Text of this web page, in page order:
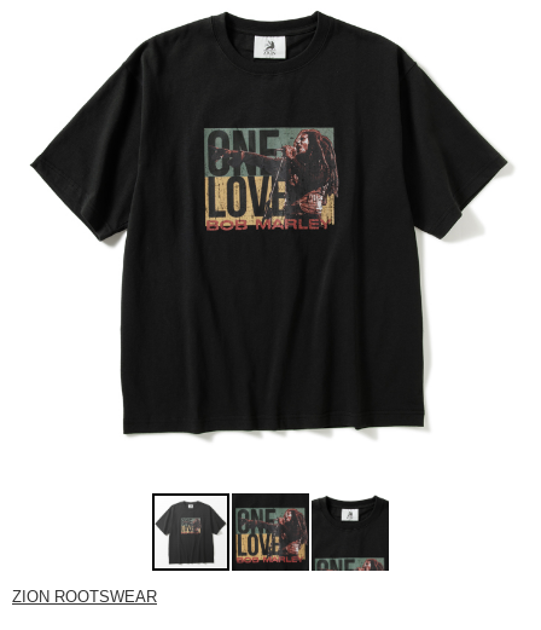
ZION ROOTSWEAR